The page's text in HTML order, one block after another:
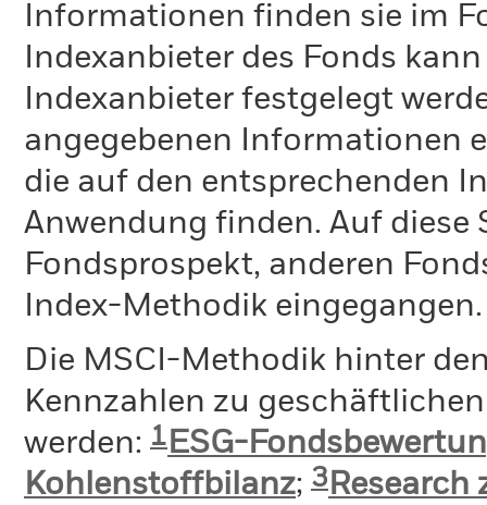
Informationen finden sie im
Indexanbieter des Fonds
Indexanbieter festgelegt
angegebenen Informationen
die auf den entsprechenden
Anwendung finden. Auf diese
Fondsprospekt, anderen
Index-Methodik eingegangen.
Die MSCI-Methodik hinter
Kennzahlen zu
werden: 1ESG-
Kohlenstoffbilanz; 3